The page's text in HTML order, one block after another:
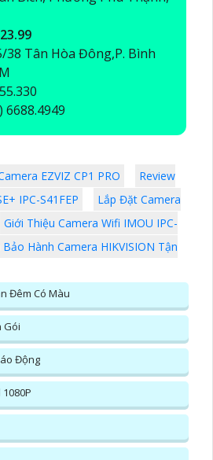
38 Tân Hòa Đông,P. Bình
6688.4949
EZVIZ CP1 PRO
Review
IPC-S41FEP
Lắp Đặt Camera
Giới Thiệu Camera Wifi IMOU IPC-
Hành Camera HIKVISION Tận
Đêm Có Màu
Gói
Động